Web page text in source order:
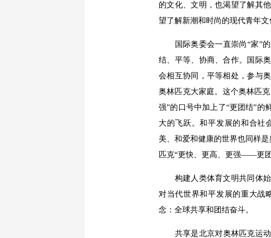
的文化、文明，也渴望了解其
望了解新潮和时尚的现代青年文
国际奥委会一直崇尚“家”的
结、平等、协商、合作。国际
会相互协同，平等相处，参与
奥林匹克大家庭。这个奥林匹
强”的口号中加上了“更团结”的
大的飞跃。和平发展的和合
美、和爱和健康的世界也同样
匹克“更快、更高、更强——更
构建人类体育文明共同体始
对当代世界和平发展的重大战
念：全球共享和团结奋斗。
共享是北京对奥林匹克运动